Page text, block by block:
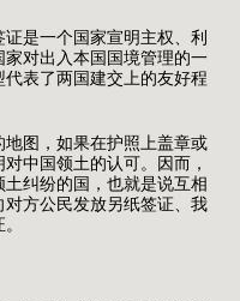
是一个国家宣明主权、利
对出入本国国境管理的一
表了两国建交上的友好程
图，如果在护照上盖章或
中国领土的认可。因而，
纠纷的国，也就是说互相
方公民发放另纸签证、我